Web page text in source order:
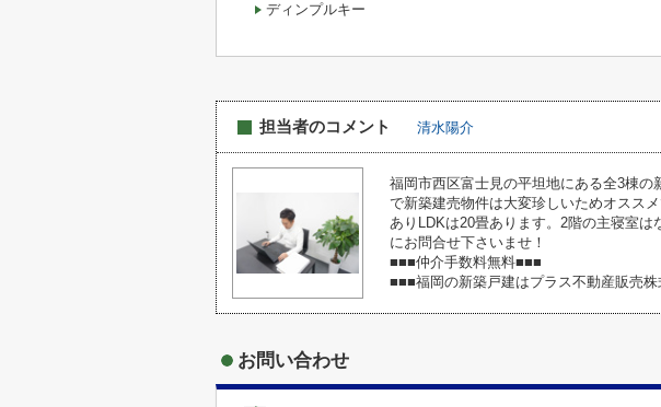
ディンプルキー
担当者のコメント 清水陽介
福岡市西区富士見の平坦地にある全3棟の
で新築建売物件は大変珍しいためオスス
ありLDKは20畳あります。2階の主寝室
にお問合せ下さいませ！
■■■仲介手数料無料■■■
■■■福岡の新築戸建はプラス不動産販売
お問い合わせ